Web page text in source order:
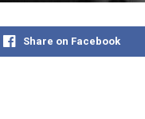
Share on Facebook